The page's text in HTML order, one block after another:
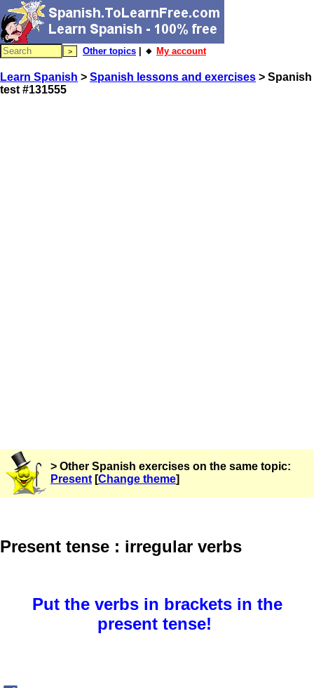
Other topics | 🔸 My account
Learn Spanish > Spanish lessons and exercises > Spanish
test #131555
> Other Spanish exercises on the same topic:
Present [Change theme]
Present tense : irregular verbs
Put the verbs in brackets in the
present tense!